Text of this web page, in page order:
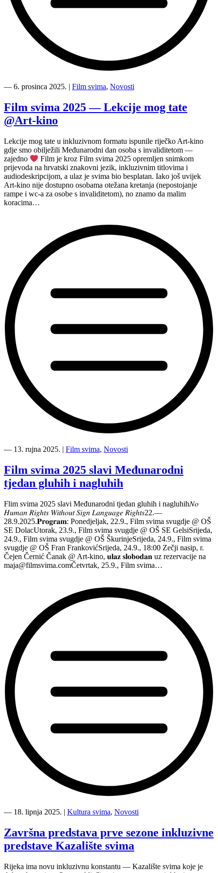
svima
na
sastanku
u
Rijeci”
― 6. prosinca 2025. | Film svima, Novosti
Film svima 2025 — Lekcije mog tate
@Art-kino
Lekcije mog tate u inkluzivnom formatu ispunile riječko Art-kino
gdje smo obilježili Međunarodni dan osoba s invaliditetom —
zajedno
Film je kroz Film svima 2025 opremljen snimkom
prijevoda na hrvatski znakovni jezik, inkluzivnim titlovima i
audiodeskripcijom, a ulaz je svima bio besplatan. Iako još uvijek
Art-kino nije dostupno osobama otežana kretanja (nepostojanje
rampe i wc-a za osobe s invaliditetom), no znamo da malim
koracima…
svima
—
Lekcije
mog
@Art-
kino”
― 13. rujna 2025. | Film svima, Novosti
Film svima 2025 slavi Međunarodni
tjedan gluhih i nagluhih
Flim svima 2025 slavi Međunarodni tjedan gluhih i nagluhih𝑁𝑜
𝐻𝑢𝑚𝑎𝑛 𝑅𝑖𝑔ℎ𝑡𝑠 𝑊𝑖𝑡ℎ𝑜𝑢𝑡 𝑆𝑖𝑔𝑛 𝐿𝑎𝑛𝑔𝑢𝑎𝑔𝑒 𝑅𝑖𝑔ℎ𝑡𝑠22.—
28.9.2025.𝐏𝐫𝐨𝐠𝐫𝐚𝐦: Ponedjeljak, 22.9., Film svima svugdje @ OŠ
SE DolacUtorak, 23.9., Film svima svugdje @ OŠ SE GelsiSrijeda,
24.9., Film svima svugdje @ OŠ ŠkurinjeSrijeda, 24.9., Film svima
svugdje @ OŠ Fran FrankovićSrijeda, 24.9., 18:00 Zečji nasip, r.
Čejen Černić Čanak @ Art-kino, 𝐮𝐥𝐚𝐳 𝐬𝐥𝐨𝐛𝐨𝐝𝐚𝐧 uz rezervacije na
maja@filmsvima.comČetvrtak, 25.9., Film svima…
svima
slavi
Međunarodni
tjedan
i
― 18. lipnja 2025. | Kultura svima, Novosti
Završna predstava prve sezone inkluzivne
predstave Kazalište svima
Rijeka ima novu inkluzivnu konstantu — Kazalište svima koje je